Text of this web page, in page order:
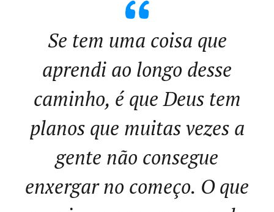
Se tem uma coisa que
aprendi ao longo desse
caminho, é que Deus tem
planos que muitas vezes a
gente não consegue
enxergar no começo. O que